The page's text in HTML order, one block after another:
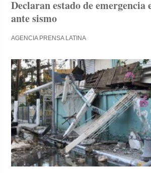
Declaran estado de emergencia
ante sismo
AGENCIA PRENSA LATINA